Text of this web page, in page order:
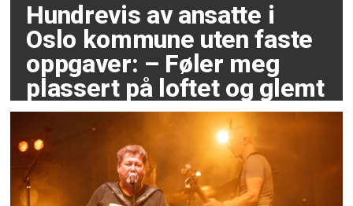
Hundrevis av ansatte i
Oslo kommune uten faste
oppgaver: – Føler meg
plassert på loftet og glemt